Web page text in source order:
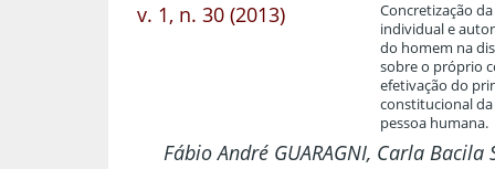
v. 1, n. 30 (2013)
Concretização
individual e
do homem na
sobre o próprio
efetivação do
constitucional
pessoa humana.
Fábio André GUARAGNI, Carla Bacila